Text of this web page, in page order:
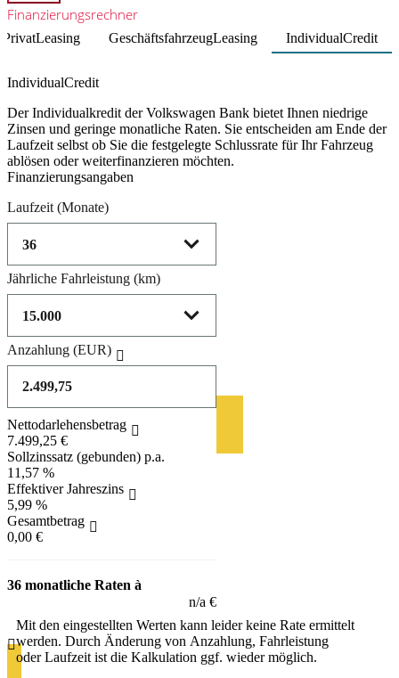
Finanzierungsrechner
PrivatLeasing GeschäftsfahrzeugLeasing
IndividualCredit
IndividualCredit
Der Individualkredit der Volkswagen Bank bietet Ihnen niedrige
Zinsen und geringe monatliche Raten. Sie entscheiden am Ende der
Laufzeit selbst ob Sie die festgelegte Schlussrate für Ihr Fahrzeug
ablösen oder weiterfinanzieren möchten.
Finanzierungsangaben
Laufzeit (Monate)
Jährliche Fahrleistung (km)
Anzahlung (EUR)
Nettodarlehensbetrag
7.499,25 €
Sollzinssatz (gebunden) p.a.
11,57 %
Effektiver Jahreszins
5,99 %
Gesamtbetrag
0,00 €
36 monatliche Raten à
n/a €
Mit den eingestellten Werten kann leider keine Rate ermittelt
werden. Durch Änderung von Anzahlung, Fahrleistung
oder Laufzeit ist die Kalkulation ggf. wieder möglich.